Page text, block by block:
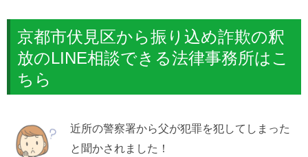
京都市伏見区から振り込め詐欺の釈
放のLINE相談できる法律事務所はこ
ちら
近所の警察署から父が犯罪を犯してしまった
と聞かされました！